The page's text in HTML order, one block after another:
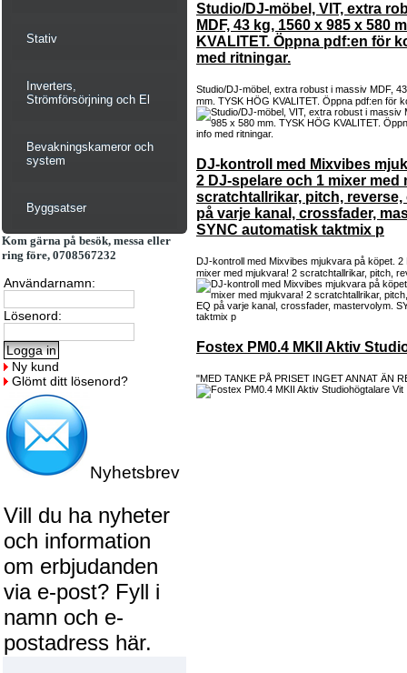
Stativ
Inverters,
Strömförsörjning och El
Bevakningskameror och
system
Byggsatser
Kom gärna på besök, messa eller
ring före, 0708567232
Användarnamn:
Lösenord:
Ny kund
Glömt ditt lösenord?
Nyhetsbrev
Vill du ha nyheter
och information
om erbjudanden
via e-post? Fyll i
namn och e-
postadress här.
Studio/DJ-möbel, VIT, extra
MDF, 43 kg, 1560 x 985 x 580
KVALITET. Öppna pdf:en för
med ritningar.
Studio/DJ-möbel, extra robust i massiv MDF,
mm. TYSK HÖG KVALITET. Öppna pdf:en för
DJ-kontroll med Mixvibes
2 DJ-spelare och 1 mixer med
scratchtallrikar, pitch, reverse,
på varje kanal, crossfader,
SYNC automatisk taktmix p
DJ-kontroll med Mixvibes mjukvara på köpet.
mixer med mjukvara! 2 scratchtallrikar, pitch,
Fostex PM0.4 MKII Aktiv
"MED TANKE PÅ PRISET INGET ANNAT ÄN